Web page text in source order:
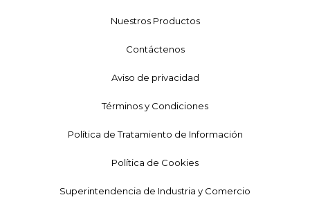
Nuestros Productos
Contáctenos
Aviso de privacidad
Términos y Condiciones
Política de Tratamiento de Información
Política de Cookies
Superintendencia de Industria y Comercio